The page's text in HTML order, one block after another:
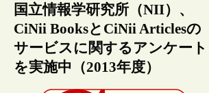
国立情報学研究所（NII）、
CiNii BooksとCiNii Articlesの
サービスに関するアンケート
を実施中（2013年度）